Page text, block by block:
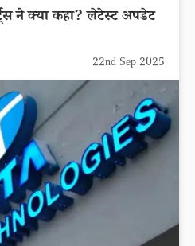
ने क्या कहा? लेटेस्ट अपडेट
22nd Sep 2025